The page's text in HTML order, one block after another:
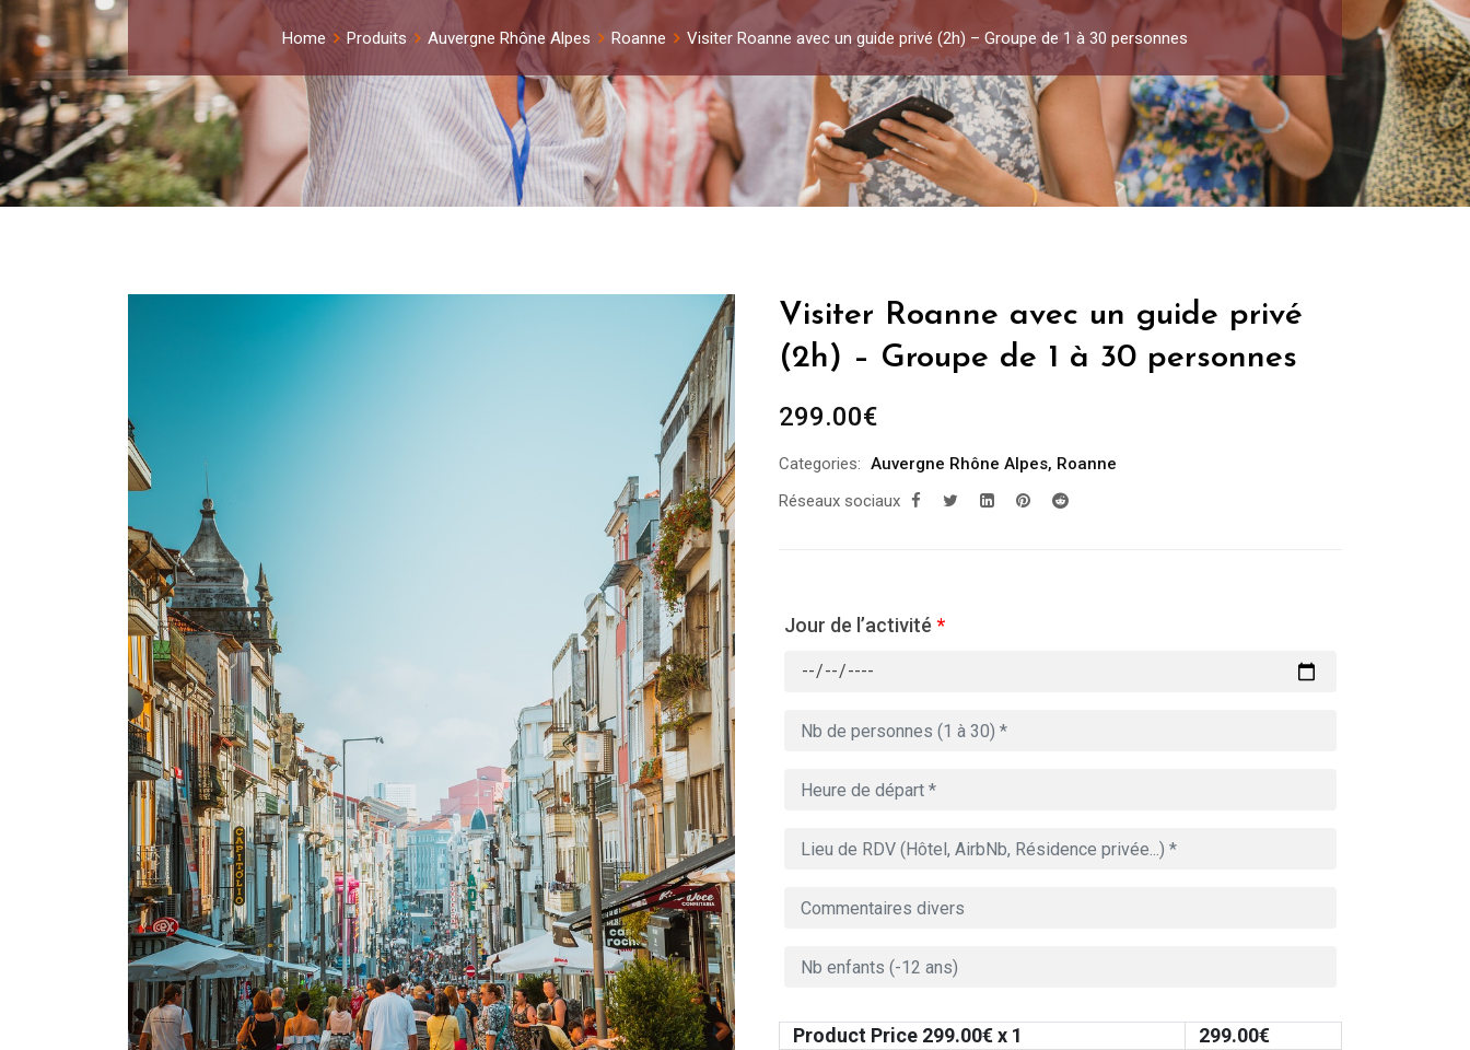
Home Produits Auvergne Rhône Alpes Roanne Visiter Roanne avec un guide privé (2h) – Groupe de 1 à 30 personnes
Visiter Roanne avec un guide privé
(2h) – Groupe de 1 à 30 personnes
299.00€
Categories: Auvergne Rhône Alpes, Roanne
Réseaux sociaux
Jour de l’activité *
Product Price 299.00€ x 1 299.00€